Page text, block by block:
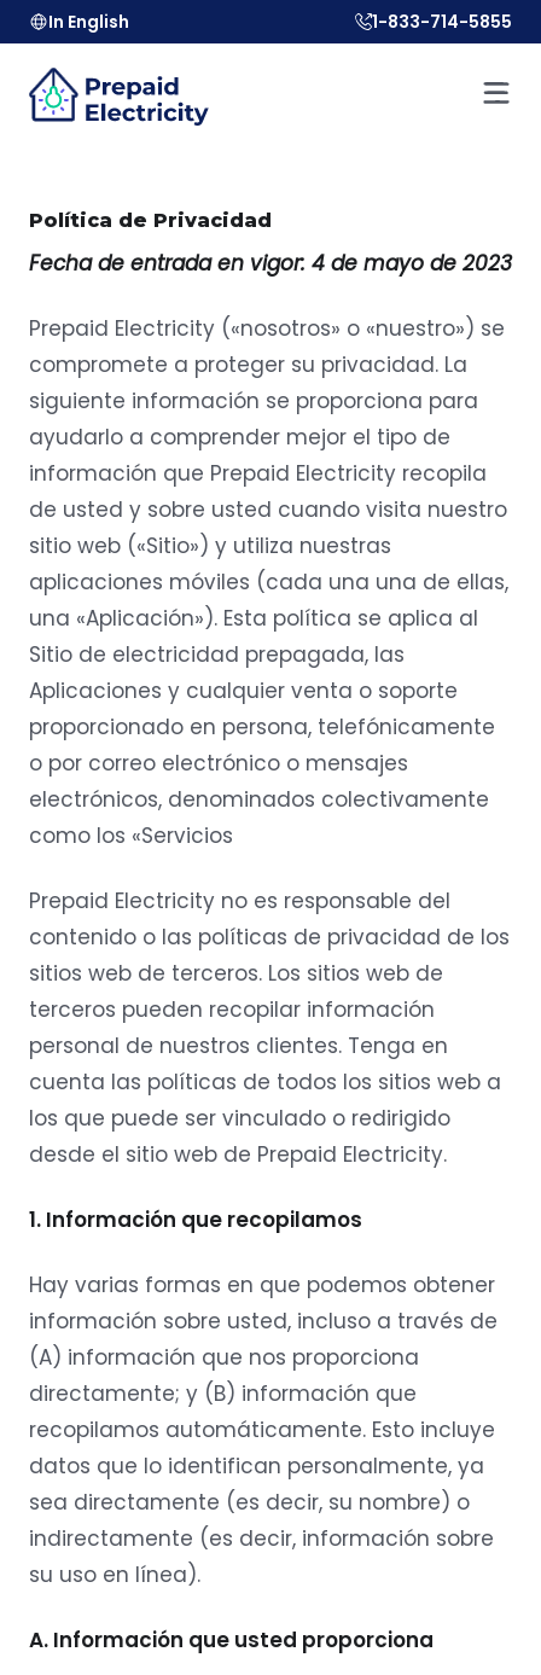
In English 1-833-714-5855
Política de Privacidad
Fecha de entrada en vigor: 4 de mayo de 2023
Prepaid Electricity («nosotros» o «nuestro») se
compromete a proteger su privacidad. La
siguiente información se proporciona para
ayudarlo a comprender mejor el tipo de
información que Prepaid Electricity recopila
de usted y sobre usted cuando visita nuestro
sitio web («Sitio») y utiliza nuestras
aplicaciones móviles (cada una una de ellas,
una «Aplicación»). Esta política se aplica al
Sitio de electricidad prepagada, las
Aplicaciones y cualquier venta o soporte
proporcionado en persona, telefónicamente
o por correo electrónico o mensajes
electrónicos, denominados colectivamente
como los «Servicios
Prepaid Electricity no es responsable del
contenido o las políticas de privacidad de los
sitios web de terceros. Los sitios web de
terceros pueden recopilar información
personal de nuestros clientes. Tenga en
cuenta las políticas de todos los sitios web a
los que puede ser vinculado o redirigido
desde el sitio web de Prepaid Electricity.
1. Información que recopilamos
Hay varias formas en que podemos obtener
información sobre usted, incluso a través de
(A) información que nos proporciona
directamente; y (B) información que
recopilamos automáticamente. Esto incluye
datos que lo identifican personalmente, ya
sea directamente (es decir, su nombre) o
indirectamente (es decir, información sobre
su uso en línea).
A. Información que usted proporciona